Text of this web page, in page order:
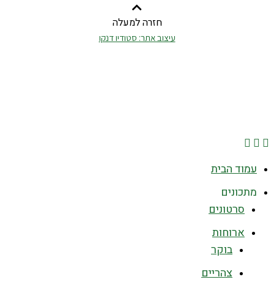
חזרה למעלה
עיצוב אתר: סטודיו דנקו
עמוד הבית
מתכונים
סרטונים
ארוחות
בוקר
צהריים